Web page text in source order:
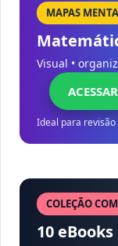
MAPAS
Visual •
Ideal para revisão
COLEÇÃO
10